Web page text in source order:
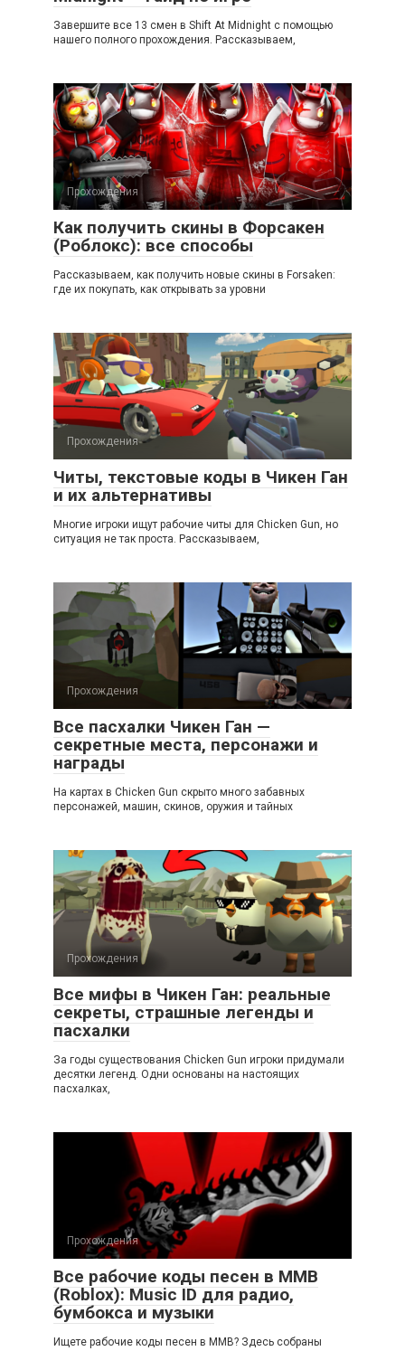
Завершите все 13 смен в Shift At Midnight с помощью
нашего полного прохождения. Рассказываем,
Прохождения
Как получить скины в Форсакен
(Роблокс): все способы
Рассказываем, как получить новые скины в Forsaken:
где их покупать, как открывать за уровни
Прохождения
Читы, текстовые коды в Чикен Ган
и их альтернативы
Многие игроки ищут рабочие читы для Chicken Gun, но
ситуация не так проста. Рассказываем,
Прохождения
Все пасхалки Чикен Ган —
секретные места, персонажи и
награды
На картах в Chicken Gun скрыто много забавных
персонажей, машин, скинов, оружия и тайных
Прохождения
Все мифы в Чикен Ган: реальные
секреты, страшные легенды и
пасхалки
За годы существования Chicken Gun игроки придумали
десятки легенд. Одни основаны на настоящих
пасхалках,
Прохождения
Все рабочие коды песен в ММВ
(Roblox): Music ID для радио,
бумбокса и музыки
Ищете рабочие коды песен в ММВ? Здесь собраны